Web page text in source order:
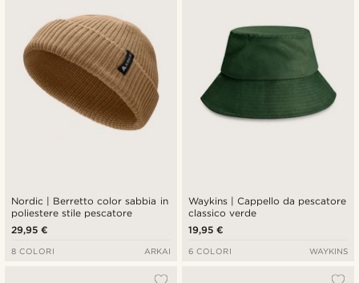
Nordic | Berretto color sabbia in
poliestere stile pescatore
29,95 €
8 COLORI ARKAI
Waykins | Cappello da pescatore
classico verde
19,95 €
6 COLORI WAYKINS